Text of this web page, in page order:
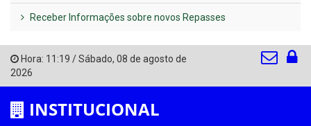
Receber Informações sobre novos Repasses
Hora: 11:19 /Sábado, 08 de agosto de
2026
INSTITUCIONAL